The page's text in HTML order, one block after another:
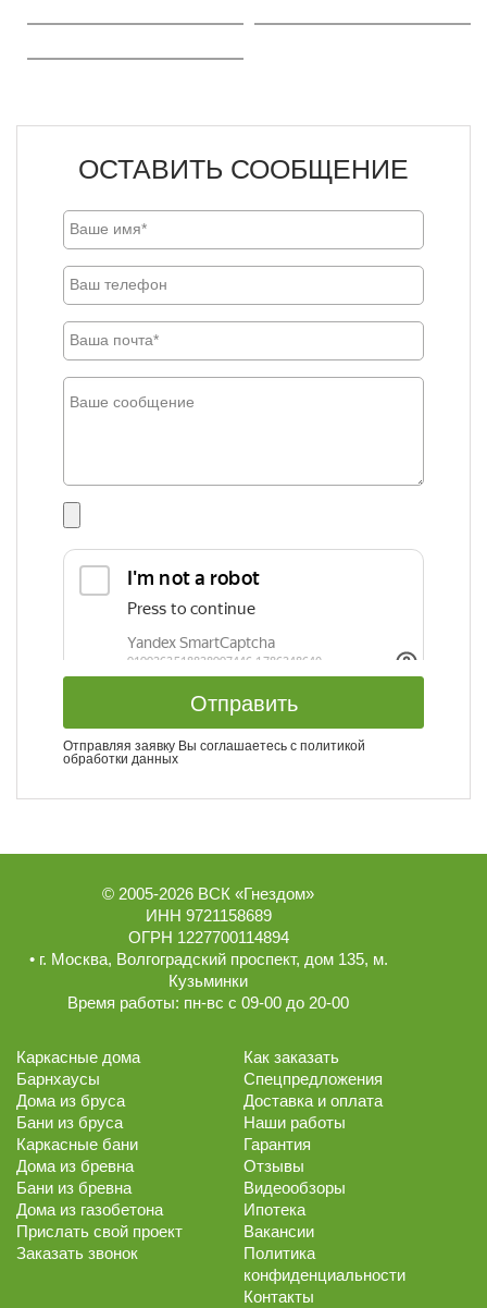
ОСТАВИТЬ СООБЩЕНИЕ
Отправить
Отправляя заявку Вы соглашаетесь с политикой
обработки данных
© 2005-2026 ВСК «Гнездом»
ИНН 9721158689
ОГРН 1227700114894
• г. Москва, Волгоградский проспект, дом 135, м.
Кузьминки
Время работы: пн-вс с 09-00 до 20-00
Каркасные дома
Барнхаусы
Дома из бруса
Бани из бруса
Каркасные бани
Дома из бревна
Бани из бревна
Дома из газобетона
Прислать свой проект
Заказать звонок
Как заказать
Спецпредложения
Доставка и оплата
Наши работы
Гарантия
Отзывы
Видеообзоры
Ипотека
Вакансии
Политика
конфиденциальности
Контакты